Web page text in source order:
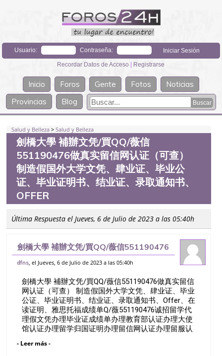
Usuario: Contraseña:
Recordar Datos de Acceso | Registrarse
Inicio Foros Gente Fotos
Noticias
Provincias
Blog
Salud y Belleza >Salud y Belleza
劍橋大學 補辦文凭/買QQ/薇信
551190476做真实留信网认证（可查）
制造假国外大学文凭、肆业证、毕业公
证、毕业证明书、结业证、录取通知书、
OFFER
Última Respuesta el Jueves, 6 de Julio de 2023 a las 05:40h
劍橋大學 補辦文凭/買QQ/薇信551190476
做真实留信网认证（可查） 制造假国外大
结业证、录取通知书、Offer
dfns , el Jueves, 6 de Julio de 2023 a las 05:40h
劍橋大學 補辦文凭/買QQ/薇信551190476做真实留信
网认证（可查） 制造假国外大学文凭、肆业证、毕业
公证、毕业证明书、结业证、录取通知书、Offer、在
读证明、雅思托福成绩单Q/薇551190476诚招留学代
理假文凭办理毕业证成绩单办理教育部认证办理大使
馆认证办理留学归国证明办理留信网认证办理留服认
证书办理美国文凭办理澳洲文凭办理英国文凭办理加
- Leer más -